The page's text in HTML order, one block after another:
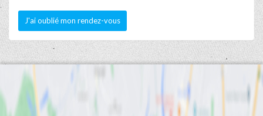
J'ai oublié mon rendez-vous